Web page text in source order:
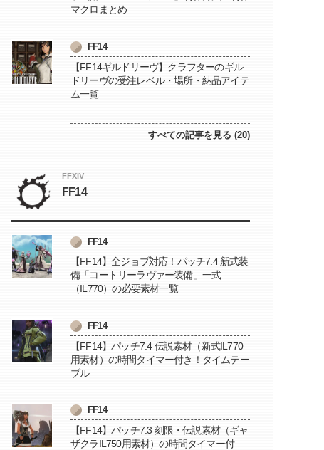
マクロまとめ
FF14
【FF14ギルドリーヴ】クラフターのギル
ドリーヴの受注レベル・場所・納品アイテ
ム一覧
すべての記事を見る (20)
FFXIV
FF14
FF14
【FF14】全ジョブ対応！パッチ7.4 新式装
備「コートリーラヴァー装備」一式
（IL770）の必要素材一覧
FF14
【FF14】パッチ7.4 伝説素材（新式IL770
用素材）の時間タイマー付き！タイムテー
ブル
FF14
【FF14】パッチ7.3 刻限・伝説素材（ギャ
ザクラIL750用素材）の時間タイマー付